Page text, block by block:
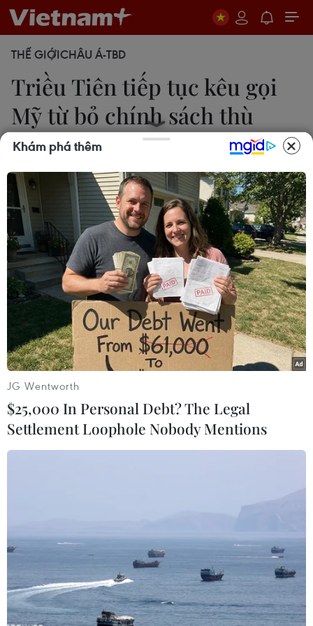
THẾ GIỚICHÂU Á-TBD
Triều Tiên tiếp tục kêu gọi
Mỹ từ bỏ chính sách thù
địch
Tiến Trung
21/11/2019 00:52
Thứ trưởng Thứ nhất Bộ Ngoại giao Triều Tiên
Choe Son-hui tuyên bố: "Vấn đề hạt nhân có thể
được thảo luận trở lại khi Mỹ từ bỏ mọi chính sách
thù địch chống lại Triều Tiên."
(Nguồn: AFP)
Thứ trưởng Thứ nhất Bộ Ngoại giao Triều Tiên
Choe Son-hui ngày 20/11 tiếp tục kêu gọi Mỹ từ
bỏ "chính sách thù địch" chống lại Bình Nhưỡng,
Khám phá thêm
JG Wentworth
$25,000 In Personal Debt? The Legal
Settlement Loophole Nobody Mentions